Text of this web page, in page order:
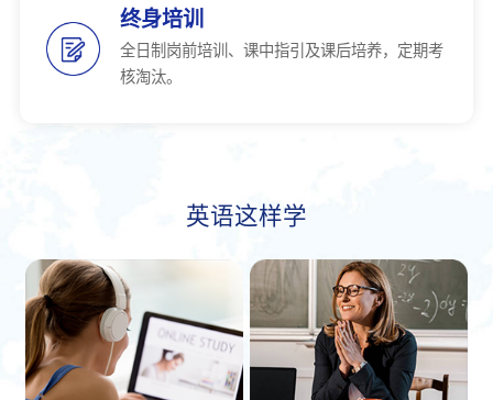
终身培训
全日制岗前培训、课中指引及课后培养，定期考
核淘汰。
英语这样学